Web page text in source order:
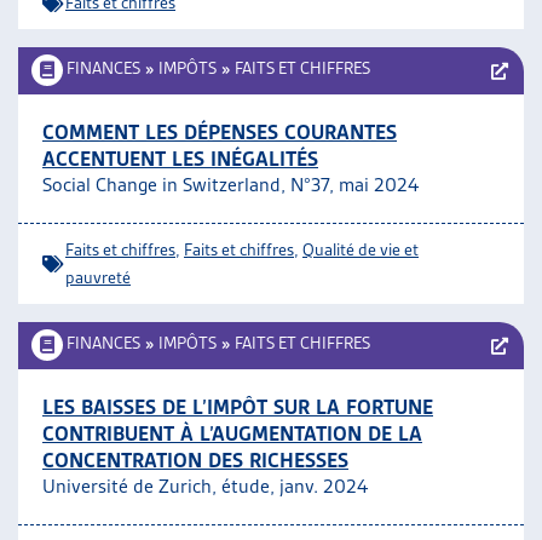
PROJETS ET ACTIVITÉS
JOURNÉES D’AUTOMNE
FINANCES » IMPÔTS » FAITS ET CHIFFRES
COMMENT LES DÉPENSES COURANTES
ACCENTUENT LES INÉGALITÉS
Social Change in Switzerland, N°37, mai 2024
Faits et chiffres Faits et chiffres Qualité de vie et
pauvreté
FINANCES » IMPÔTS » FAITS ET CHIFFRES
LES BAISSES DE L’IMPÔT SUR LA FORTUNE
CONTRIBUENT À L’AUGMENTATION DE LA
CONCENTRATION DES RICHESSES
Université de Zurich, étude, janv. 2024